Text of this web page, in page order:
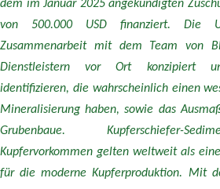
dem im Januar 2025 angekündigten
von 500.000 USD finanziert. Die
Zusammenarbeit mit dem Team von
Dienstleistern vor Ort konzipiert
identifizieren, die wahrscheinlich einen
Mineralisierung haben, sowie das
Grubenbaue. Kupferschiefer-
Kupfervorkommen gelten weltweit als
für die moderne Kupferproduktion.
Mit